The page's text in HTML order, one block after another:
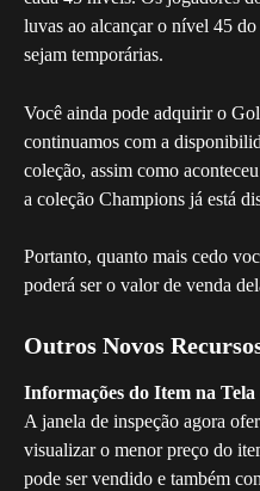
luvas ao alcançar o nível 45 do
sejam temporárias.
Você ainda pode adquirir o
continuamos com a
coleção, assim como
a coleção Champions já está
Portanto, quanto mais cedo
poderá ser o valor de venda
Outros Novos
Informações do Item na Tela
A janela de inspeção agora
visualizar o menor preço do
pode ser vendido e também